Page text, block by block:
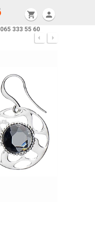
065 333 55 60
shopping_cart person